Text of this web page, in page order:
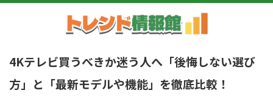
4Kテレビ買うべきか迷う人へ「後悔しない選び
方」と「最新モデルや機能」を徹底比較！